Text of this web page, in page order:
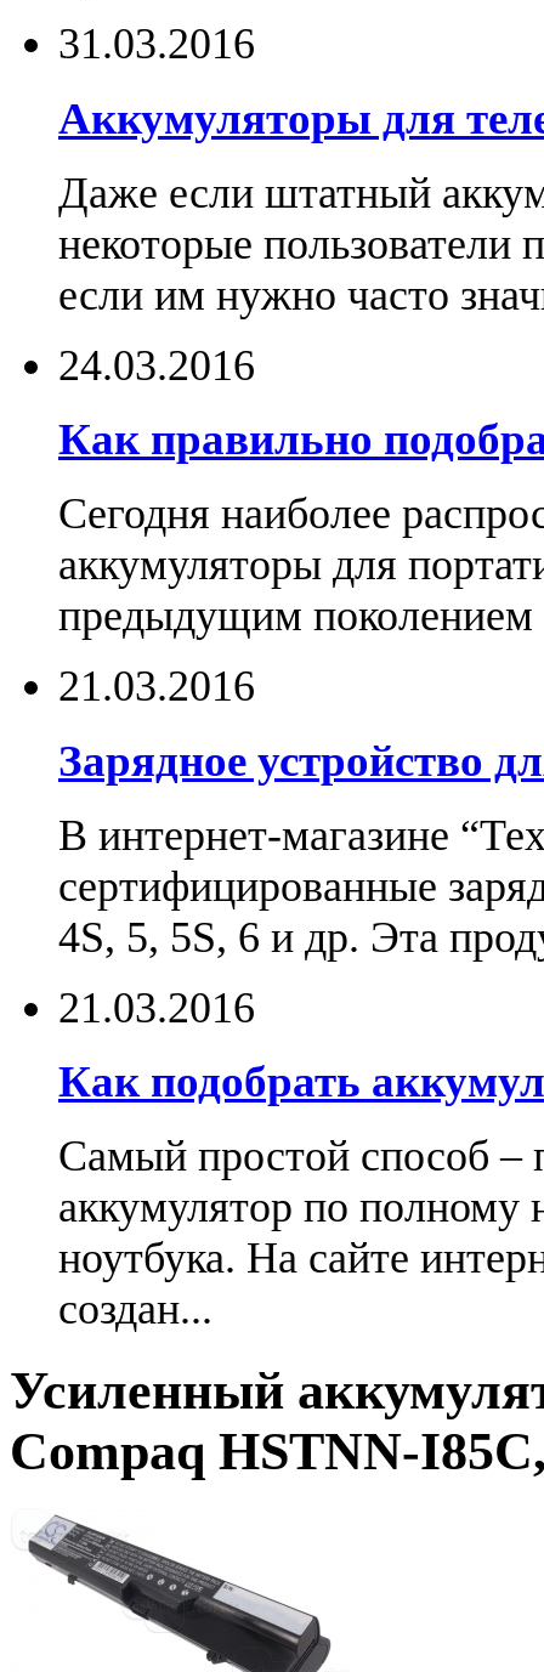
31.03.2016
Аккумуляторы для
Даже если штатный
некоторые пользователи
если им нужно часто
24.03.2016
Как правильно
Сегодня наиболее
аккумуляторы для
предыдущим поколением
21.03.2016
Зарядное устройство
В интернет-магазине
сертифицированные
4S, 5, 5S, 6 и др. Эта
21.03.2016
Как подобрать
Самый простой способ –
аккумулятор по
ноутбука. На сайте
создан...
Усиленный
Compaq HSTNN-